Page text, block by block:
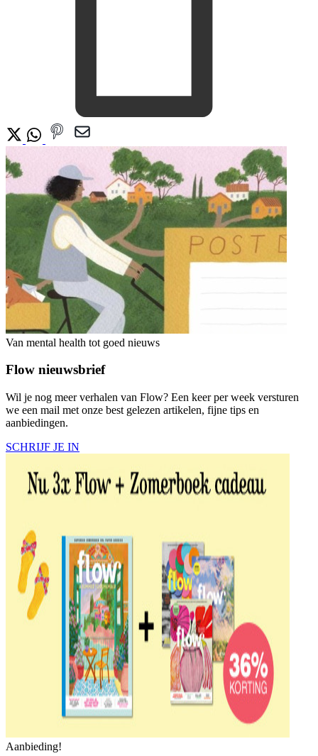
Van mental health tot goed nieuws
Flow nieuwsbrief
Wil je nog meer verhalen van Flow? Een keer per week versturen
we een mail met onze best gelezen artikelen, fijne tips en
aanbiedingen.
SCHRIJF JE IN
Aanbieding!